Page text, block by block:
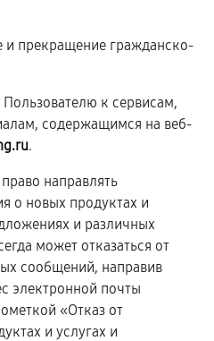
и прекращение гражданско-
к сервисам,
содержащимся на веб-
.
направлять
о новых продуктах и
и различных
может отказаться от
сообщений, направив
электронной почты
«Отказ от
и услугах и